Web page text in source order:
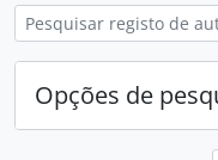
Opções de